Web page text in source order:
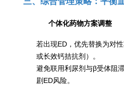
个体化药物方案调整
若出现ED，优先替换为对
或长效钙拮抗剂）。
避免联用利尿剂与β受体阻
剧ED风险。